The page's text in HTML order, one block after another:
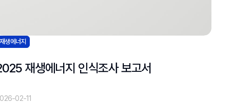
재생에너지
재생에너지 인식조사 보고서
02-11